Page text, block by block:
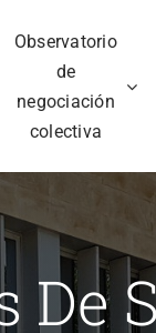
Observatorio
de
negociación
colectiva
De